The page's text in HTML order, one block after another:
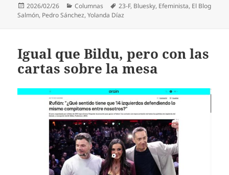
Publicado
el
2026/02/26 Categorías
Columnas Etiquetas
23-F, Bluesky, Efeminista, El Blog
Salmón, Pedro Sánchez,Yolanda Díaz
Igual que Bildu, pero con las
cartas sobre la mesa